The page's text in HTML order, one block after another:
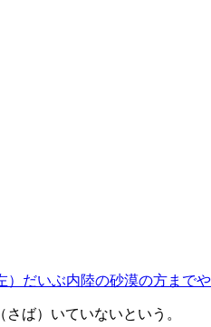
）だいぶ内陸の砂漠の方ま
ば）いていないという。